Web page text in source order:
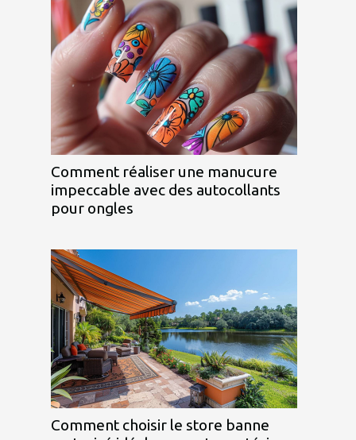
Comment réaliser une manucure
impeccable avec des autocollants
pour ongles
Comment choisir le store banne